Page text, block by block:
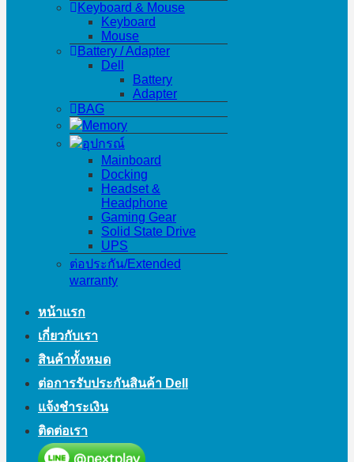
Keyboard & Mouse
Keyboard
Mouse
Battery / Adapter
Dell
Battery
Adapter
BAG
Memory
อุปกรณ์
Mainboard
Docking
Headset &
Headphone
Gaming Gear
Solid State Drive
UPS
ต่อประกัน/Extended
warranty
หน้าแรก
เกี่ยวกับเรา
สินค้าทั้งหมด
ต่อการรับประกันสินค้า Dell
แจ้งชำระเงิน
ติดต่อเรา